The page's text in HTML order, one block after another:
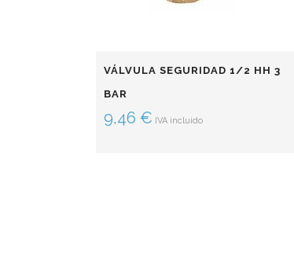
VÁLVULA SEGURIDAD 1/2 HH 3
BAR
9,46 € IVA incluido